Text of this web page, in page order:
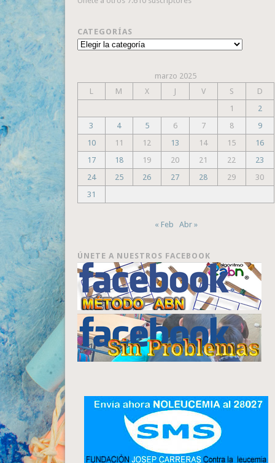
CATEGORÍAS
Categorías
marzo 2025
L
M X J V S
D
1
2
3
4 5 6 7 8
9
10
11 12 13 14 15
16
17
18 19 20 21 22
23
24
25 26 27 28 29
30
31
« Feb Abr »
ÚNETE A NUESTROS FACEBOOK